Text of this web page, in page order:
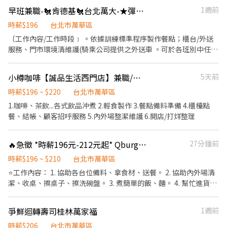
用冰淇淋、員工折扣、生日福利、三節禮金(品)、福委會福利
彈性排班08:30-23:00（面試時請於主管確認排班時間） 【薪資福
利】 1. 提供員工餐 2. 國定假日雙倍薪 3. 提供優秀同仁績效獎金 4.
久任獎金 5. 生日禮卷 6. 滿年資享特休假 7.福委會福利補助 ★★多項
福利歡迎您加入我們★★
早班兼職-🐔肯德基🐔台北萬大-★彈性周排班★-"$196"-外送獎金
1週前
時薪$196
台北市萬華區
〔工作內容/工作時段﹞ 。依據訓練標準程序製作餐點；櫃台/外送
服務、門市環境清維護(騎乘公司提供之外送車 。可於各班別中任選
次越多賺越多~~ ◆ 值班津貼：每小時20元(晉升組長後 ◆ 早、晚班
津貼：23:00-07:00（每小時享有50-80元津貼 ◆ 健檢：任職滿一年
起，公司提供年度健檢照顧你的健康 ◆ 保險：除勞、健、勞退外，
公司更為你投保團保維護你的安全 ◆ 員工用餐折扣：兼職夥伴當日
任職滿4小時，即享有85折員購折扣；組長當日任職每四小時享有乙
牌禮卷 讓生日更有溫度 你過節我共歡，重要節慶我們提供你福利禮
券 好好與家人歡慶 你旅遊我贊助，每年職福會提供你旅遊津貼 好好
小樽咖啡【誠品生活西門店】兼職/計時工作夥伴（教育制度完善）
5天前
時薪$196 ~ $220
台北市萬華區
1.咖啡、茶飲...各式飲品沖煮 2.輕食製作 3.餐點備料準備 4.櫃檯點
餐、結帳、顧客招呼服務 5.內外場整潔維護 6.開店/打烊整理
🔥急徵 *時薪196元-212元起* Qburger萬華青年店 徵工讀、兼職
27分鐘前
時薪$196 ~ $210
台北市萬華區
⭐️工作內容： 1. 協助各台位備料、拿食材、送餐。 2. 協助內外場清
潔、收桌、擦桌子、擦洗碗盤。 3. 煮簡單的飯、麵。 4. 幫忙進貨、
9:00或10:00-14:00（一天保證時數3小時） 🎉福利： 1. 投保勞健保
2. 供一餐 3. 年終小紅包、開工小紅包、節日禮盒 4. 生日禮金 ⭐️如有
爭鮮迴轉壽司桂林萬家福
1週前
時薪$206
台北市萬華區